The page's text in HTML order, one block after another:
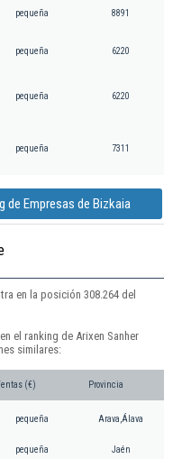
pequeña 8891
pequeña 6220
pequeña 6220
pequeña 7311
de Empresas de Bizkaia
en la posición 308.264 del
el ranking de Arixen Sanher
similares:
(€) Provincia
pequeña Arava,Álava
pequeña Jaén